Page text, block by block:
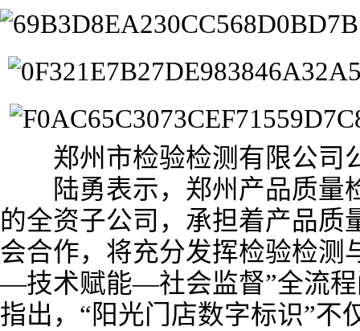
郑州市检验检测有限公司
陆勇表示，郑州产品质量检
的全资子公司，承担着产品质
会合作，将充分发挥检验检
—技术赋能—社会监督”全流程
指出，“阳光门店数字标识”不